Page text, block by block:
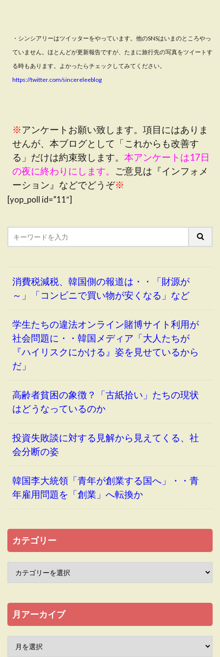
・シンシアリーはツイッターをやっています。他のSNSはいまのところやっ
ていません。ほとんどが更新報告ですが、たまに旅行先の写真をツイートす
る時もあります。よかったらチェックしてみてください。
https://twitter.com/sincereleeblog
※アンケートお願い致します。項目にはありま
せんが、本ブログとして「これからも改善す
る」だけは約束致します。 本アンケートは17日
の夜に終わりにします。 ご意見は『インフォメ
ーション』などでどうぞ※
[yop_poll id=”11″]
消費税減税、韓国側の報道は・・「財源が
～」「コンビニで買い物が安くなる」など
学生たちの違法オンライン賭博サイト利用が
社会問題に・・韓国メディア「大人たちが
『ハイリスクにかける』姿を見せているから
だ」
高齢者貧困の象徴？「古紙拾い」たちの現状
はどうなっているのか
投資失敗談に対する見解から見えてくる、社
会分断の姿
韓国李大統領「青年が創業する国へ」・・青
年雇用問題を「創業」へ転換か
カテゴリー
月アーカイブ